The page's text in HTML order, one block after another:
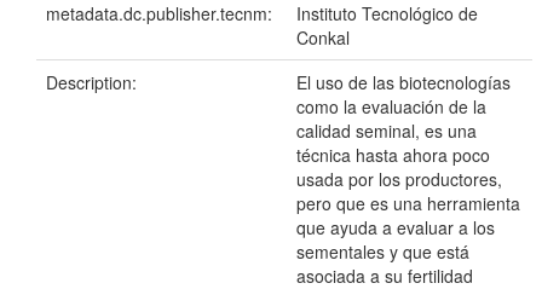
metadata.dc.publisher.tecnm:
Instituto Tecnológico de
Conkal
Description:
El uso de las biotecnologías
como la evaluación de la
calidad seminal, es una
técnica hasta ahora poco
usada por los productores,
pero que es una herramienta
que ayuda a evaluar a los
sementales y que está
asociada a su fertilidad